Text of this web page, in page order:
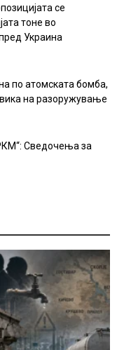
се
тоне во
Украина
по атомската бомба,
на разоружување
Сведочења за